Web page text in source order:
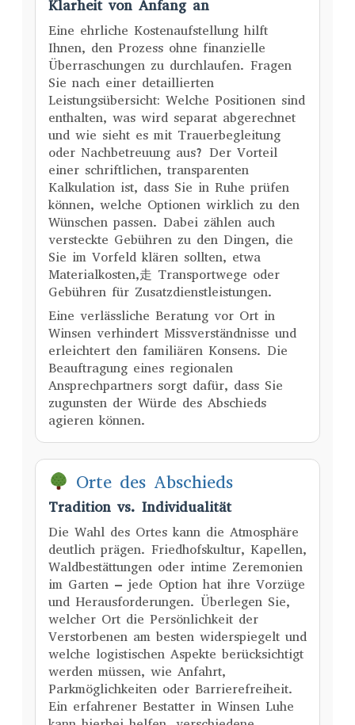
Klarheit von Anfang an
Eine ehrliche Kostenaufstellung hilft
Ihnen, den Prozess ohne finanzielle
Überraschungen zu durchlaufen. Fragen
Sie nach einer detaillierten
Leistungsübersicht: Welche Positionen sind
enthalten, was wird separat abgerechnet
und wie sieht es mit Trauerbegleitung
oder Nachbetreuung aus? Der Vorteil
einer schriftlichen, transparenten
Kalkulation ist, dass Sie in Ruhe prüfen
können, welche Optionen wirklich zu den
Wünschen passen. Dabei zählen auch
versteckte Gebühren zu den Dingen, die
Sie im Vorfeld klären sollten, etwa
Materialkosten,走 Transportwege oder
Gebühren für Zusatzdienstleistungen.
Eine verlässliche Beratung vor Ort in
Winsen verhindert Missverständnisse und
erleichtert den familiären Konsens. Die
Beauftragung eines regionalen
Ansprechpartners sorgt dafür, dass Sie
zugunsten der Würde des Abschieds
agieren können.
Orte des Abschieds
Tradition vs. Individualität
Die Wahl des Ortes kann die Atmosphäre
deutlich prägen. Friedhofskultur, Kapellen,
Waldbestättungen oder intime Zeremonien
im Garten – jede Option hat ihre Vorzüge
und Herausforderungen. Überlegen Sie,
welcher Ort die Persönlichkeit der
Verstorbenen am besten widerspiegelt und
welche logistischen Aspekte berücksichtigt
werden müssen, wie Anfahrt,
Parkmöglichkeiten oder Barrierefreiheit.
Ein erfahrener Bestatter in Winsen Luhe